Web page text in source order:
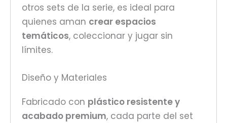
otros sets de la serie, es ideal para
quienes aman crear espacios
temáticos, coleccionar y jugar sin
límites.
Diseño y Materiales
Fabricado con plástico resistente y
acabado premium, cada parte del set